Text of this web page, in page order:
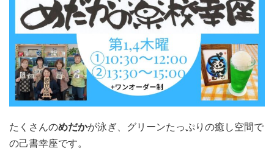
たくさんのめだかが泳ぎ、グリーンたっぷりの癒し空間で
の己書幸座です。